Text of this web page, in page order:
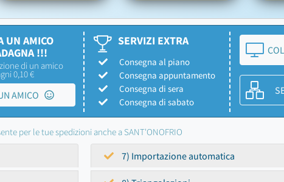
UN AMICO
!!!
di un amico
0,10 €
AMICO
SERVIZI EXTRA
Consegna al piano
Consegna appuntamento
Consegna di sera
Consegna di sabato
per le tue spedizioni anche a SANT'ONOFRIO
7) Importazione automatica